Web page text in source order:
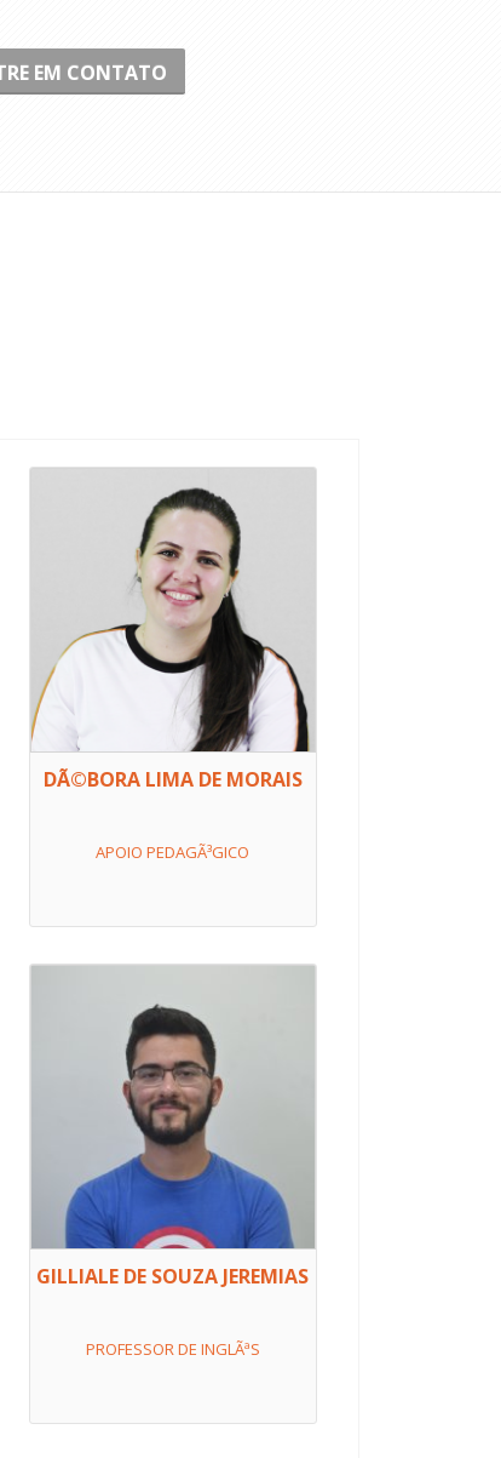
EM CONTATO
DÃ©BORA LIMA DE MORAIS
APOIO PEDAGÃ³GICO
GILLIALE DE SOUZA JEREMIAS
PROFESSOR DE INGLÃªS